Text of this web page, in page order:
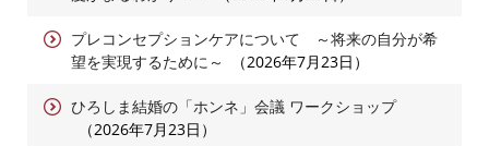
プレコンセプションケアについて ～将来の自分が希
望を実現するために～
2026年7月23日
ひろしま結婚の「ホンネ」会議 ワークショップ
2026年7月23日